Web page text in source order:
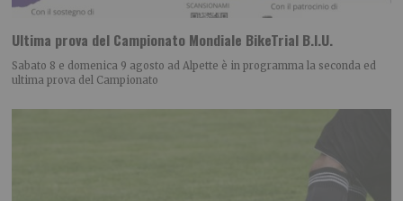
Ultima prova del Campionato Mondiale BikeTrial B.I.U.
Sabato 8 e domenica 9 agosto ad Alpette è in programma la seconda ed
ultima prova del Campionato